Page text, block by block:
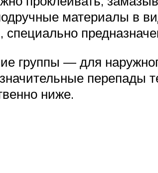
материалы в
специально
группы — для
перепады
ниже.